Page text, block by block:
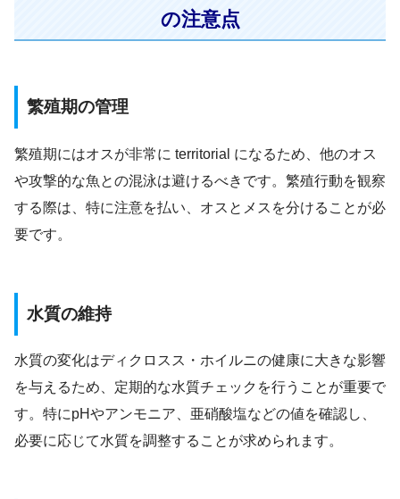
の注意点
繁殖期の管理
繁殖期にはオスが非常に territorial になるため、他のオス
や攻撃的な魚との混泳は避けるべきです。繁殖行動を観察
する際は、特に注意を払い、オスとメスを分けることが必
要です。
水質の維持
水質の変化はディクロスス・ホイルニの健康に大きな影響
を与えるため、定期的な水質チェックを行うことが重要で
す。特にpHやアンモニア、亜硝酸塩などの値を確認し、
必要に応じて水質を調整することが求められます。